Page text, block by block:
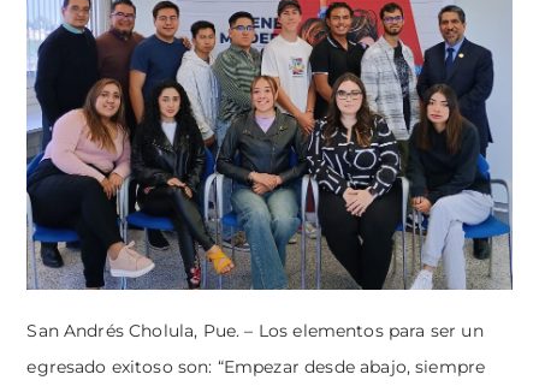
San Andrés Cholula, Pue. – Los elementos para ser un
egresado exitoso son: “Empezar desde abajo, siempre